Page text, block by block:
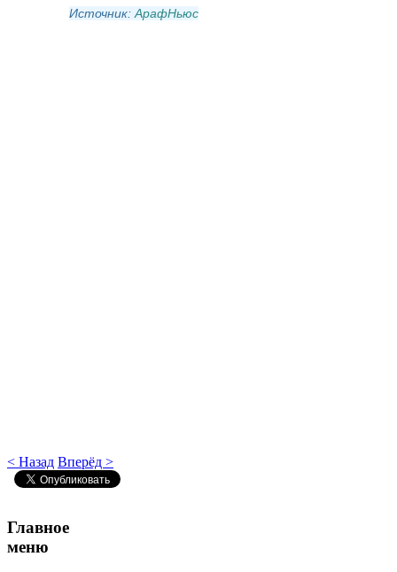
Источник:АрафНьюс
< Назад Вперёд >
Главное
меню